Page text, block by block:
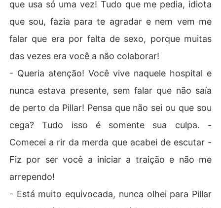
que usa só uma vez! Tudo que me pedia, idiota
que sou, fazia para te agradar e nem vem me
falar que era por falta de sexo, porque muitas
das vezes era você a não colaborar!
- Queria atenção! Você vive naquele hospital e
nunca estava presente, sem falar que não saía
de perto da Pillar! Pensa que não sei ou que sou
cega? Tudo isso é somente sua culpa. -
Comecei a rir da merda que acabei de escutar -
Fiz por ser você a iniciar a traição e não me
arrependo!
- Está muito equivocada, nunca olhei para Pillar